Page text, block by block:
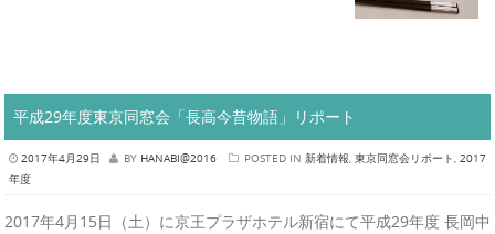
平成29年度東京同窓会「長高今昔物語」リポート
2017年4月29日 BY HANABI@2016 POSTED IN 新着情報, 東京同窓会リポート, 2017
年度
2017年4月15日（土）に京王プラザホテル新宿にて平成29年度 長岡中